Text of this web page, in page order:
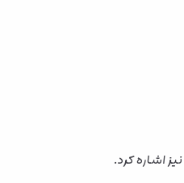
نیز اشاره کرد.